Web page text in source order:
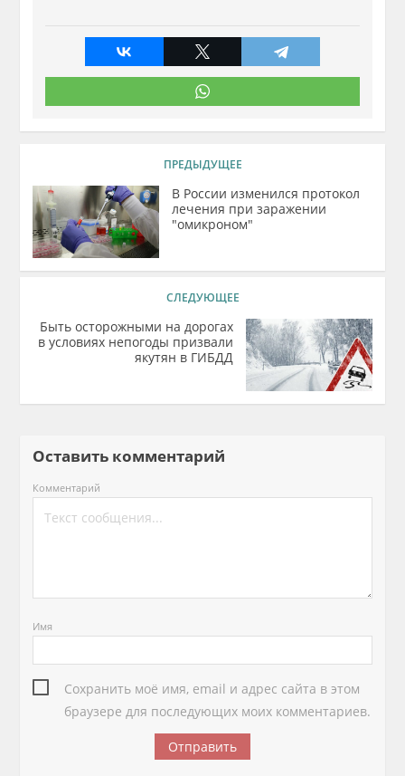
ПРЕДЫДУЩЕЕ
В России изменился протокол
лечения при заражении
"омикроном"
СЛЕДУЮЩЕЕ
Быть осторожными на дорогах
в условиях непогоды призвали
якутян в ГИБДД
Оставить комментарий
Комментарий
Имя
Сохранить моё имя, email и адрес сайта в этом
браузере для последующих моих комментариев.